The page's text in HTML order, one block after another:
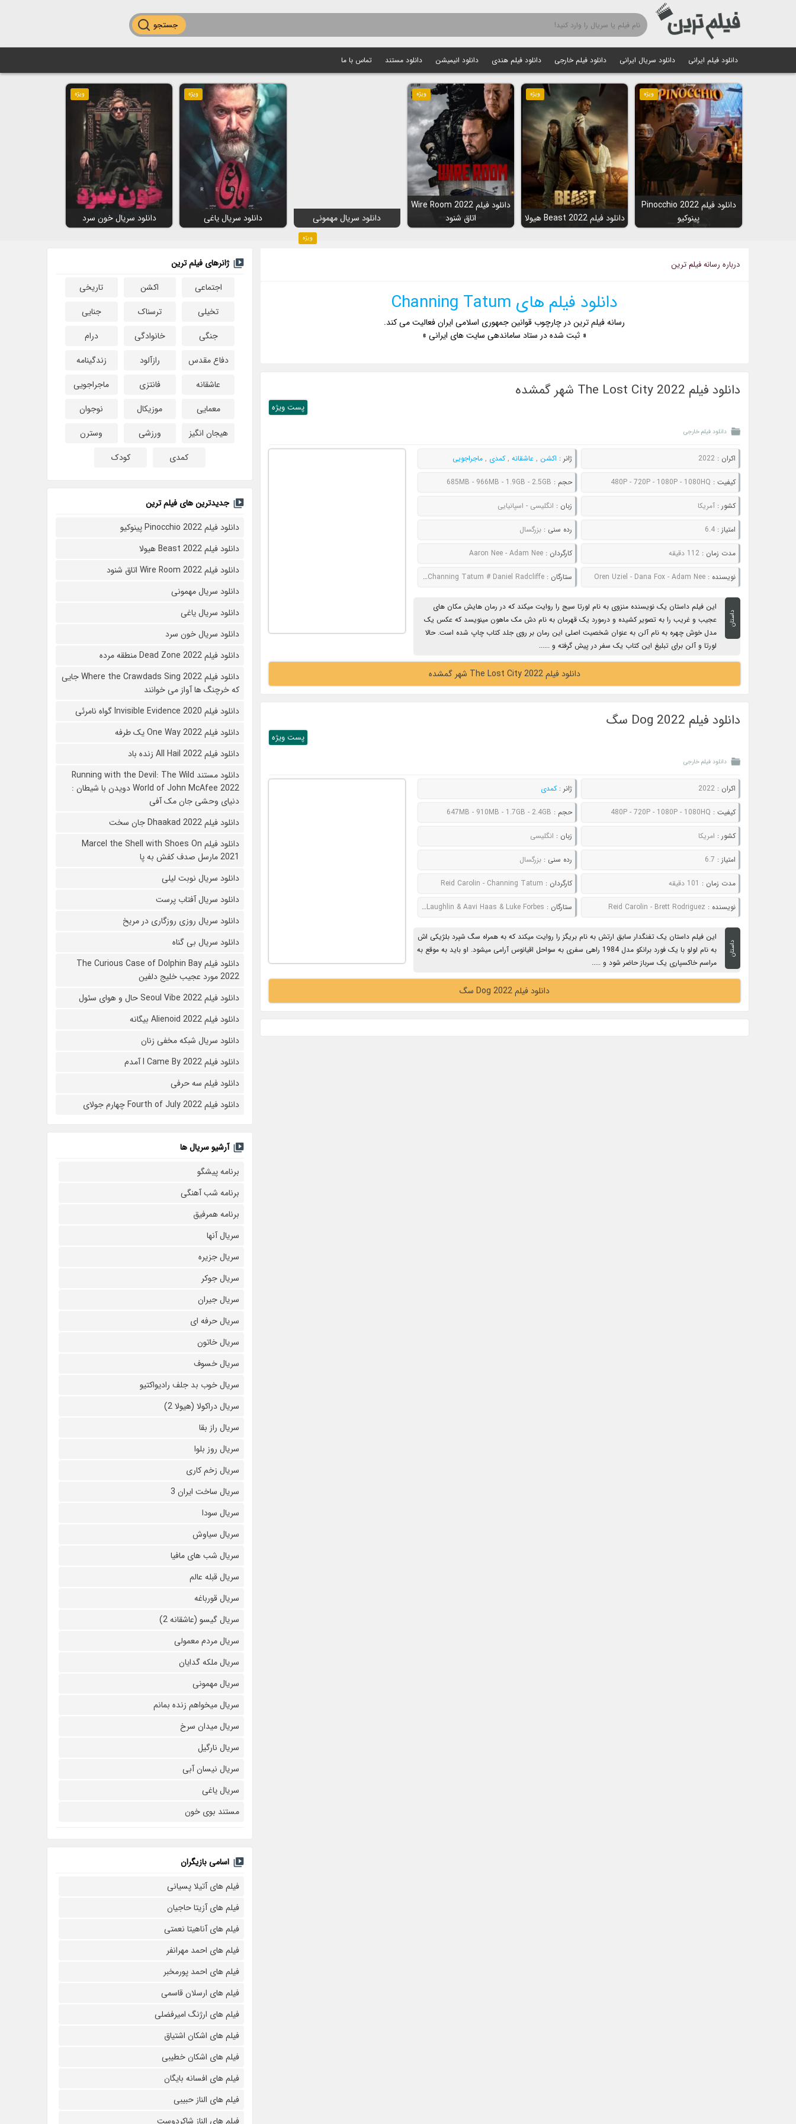
جستجو
دانلود فیلم ایرانی دانلود سریال ایرانی دانلود فیلم خارجی دانلود فیلم هندی دانلود انیمیشن دانلود مستند تماس با ما
ویژه
دانلود فیلم Pinocchio 2022
پینوکیو
ویژه
دانلود فیلم Beast 2022 هیولا
ویژه
دانلود فیلم Wire Room 2022
اتاق شنود
ویژه
دانلود سریال مهمونی
ویژه
دانلود سریال یاغی
ویژه
دانلود سریال خون سرد
درباره رسانه فیلم ترین
دانلود فیلم های Channing Tatum
رسانه فیلم ترین در چارچوب قوانین جمهوری اسلامی ایران فعالیت می کند.
« ثبت شده در ستاد ساماندهی سایت های ایرانی »
دانلود فیلم The Lost City 2022 شهر گمشده
پست ويژه
دانلود فیلم خارجی
اکران :2022 ژانر : اکشن ,عاشقانه ,کمدی ,ماجراجویی
کیفیت : 480P - 720P - 1080P - 1080HQ حجم : 685MB - 966MB - 1.9GB - 2.5GB
کشور :آمریکا زبان : انگلیسی - اسپانیایی
امتیاز :6.4 رده سنی :بزرگسال
مدت زمان :112 دقیقه کارگردان :Aaron Nee - Adam Nee
نویسنده :Oren Uziel - Dana Fox - Adam Nee ستارگان :Sandra Bullock # Channing Tatum # Daniel Radcliffe
داستان
این فیلم داستان یک نویسنده منزوی به نام لورتا سیج را روایت میکند که در رمان هایش مکان های
عجیب و غریب را به تصویر کشیده و درمورد یک قهرمان به نام دش مک ماهون مینویسد که عکس یک
مدل خوش چهره به نام آلن به عنوان شخصیت اصلی این رمان بر روی جلد کتاب چاپ شده است. حالا
لورتا و آلن برای تبلیغ این کتاب یک سفر در پیش گرفته و ......
دانلود فیلم The Lost City 2022 شهر گمشده
دانلود فیلم Dog 2022 سگ
پست ويژه
دانلود فیلم خارجی
اکران :2022 ژانر :کمدی
کیفیت : 480P - 720P - 1080P - 1080HQ حجم : 647MB - 910MB - 1.7GB - 2.4GB
کشور : امریکا زبان : انگلیسی
امتیاز : 6.7 رده سنی :بزرگسال
مدت زمان : 101 دقیقه کارگردان : Reid Carolin - Channing Tatum
نویسنده : Reid Carolin - Brett Rodriguez ستارگان : Channing Tatum & Ryder McLaughlin & Aavi Haas & Luke Forbes
داستان
این فیلم داستان یک تفنگدار سابق ارتش به نام بریگز را روایت میکند که به همراه سگ شپرد بلژیکی اش
به نام لولو با یک فورد برانکو مدل 1984 راهی سفری به سواحل اقیانوس آرامی میشود. او باید به موقع به
مراسم خاکسپاری یک سرباز حاضر شود و .....
دانلود فیلم Dog 2022 سگ
ژانرهای فیلم ترین
اجتماعی
اکشن
تاریخی
تخیلی
ترسناک
جنایی
جنگی
خانوادگی
درام
دفاع مقدس
رازآلود
زندگینامه
عاشقانه
فانتزی
ماجراجویی
معمایی
موزیکال
نوجوان
هیجان انگیز
ورزشی
وسترن
کمدی
کودک
جدیدترین های فیلم ترین
دانلود فیلم Pinocchio 2022 پینوکیو
دانلود فیلم Beast 2022 هیولا
دانلود فیلم Wire Room 2022 اتاق شنود
دانلود سریال مهمونی
دانلود سریال یاغی
دانلود سریال خون سرد
دانلود فیلم 2022 Dead Zone منطقه مرده
دانلود فیلم Where the Crawdads Sing 2022 جایی
که خرچنگ ها آواز می خوانند
دانلود فیلم 2020 Invisible Evidence گواه نامرئی
دانلود فیلم One Way 2022 یک طرفه
دانلود فیلم All Hail 2022 زنده باد
دانلود مستند Running with the Devil: The Wild
World of John McAfee 2022 دویدن با شیطان :
دنیای وحشی جان مک آفی
دانلود فیلم Dhaakad 2022 جان سخت
دانلود فیلم Marcel the Shell with Shoes On
2021 مارسل صدف کفش به پا
دانلود سریال نوبت لیلی
دانلود سریال آفتاب پرست
دانلود سریال روزی روزگاری در مریخ
دانلود سریال بی گناه
دانلود فیلم The Curious Case of Dolphin Bay
2022 مورد عجیب خلیج دلفین
دانلود فیلم Seoul Vibe 2022 حال و هوای سئول
دانلود فیلم Alienoid 2022 بیگانه
دانلود سریال شبکه مخفی زنان
دانلود فیلم I Came By 2022 آمدم
دانلود فیلم سه حرفی
دانلود فیلم Fourth of July 2022 چهارم جولای
آرشیو سریال ها
برنامه پیشگو
برنامه شب آهنگی
برنامه همرفیق
سریال آنها
سریال جزیره
سریال جوکر
سریال جیران
سریال حرفه ای
سریال خاتون
سریال خسوف
سریال خوب بد جلف رادیواکتیو
سریال دراکولا (هیولا 2)
سریال راز بقا
سریال روز بلوا
سریال زخم کاری
سریال ساخت ایران 3
سریال سودا
سریال سیاوش
سریال شب های مافیا
سریال قبله عالم
سریال قورباغه
سریال گیسو (عاشقانه 2)
سریال مردم معمولی
سریال ملکه گدایان
سریال مهمونی
سریال میخواهم زنده بمانم
سریال میدان سرخ
سریال نارگیل
سریال نیسان آبی
سریال یاغی
مستند بوی خون
اسامی بازیگران
فیلم های آتیلا پسیانی
فیلم های آزیتا حاجیان
فیلم های آناهیتا نعمتی
فیلم های احمد مهرانفر
فیلم های احمد پورمخبر
فیلم های ارسلان قاسمی
فیلم های ارژنگ امیرفضلی
فیلم های اشکان اشتیاق
فیلم های اشکان خطیبی
فیلم های افسانه بایگان
فیلم های الناز حبیبی
فیلم های الناز شاکردوست